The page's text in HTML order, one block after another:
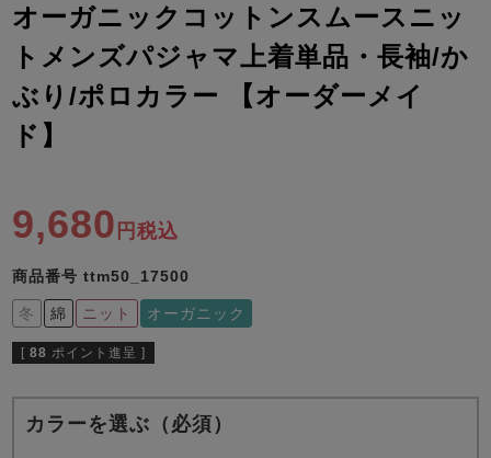
売れ筋ランキング
新着商品
き
り
ガールズ上着
単品
ガールズ
オーガニックコットンスムースニッ
トメンズパジャマ上着単品・長袖/か
ぶり/ポロカラー 【オーダーメイ
ド】
9,680 税込
商品番号 ttm50_17500
冬 綿 ニット オーガニック
[ 88 ポイント進呈 ]
カラーを選ぶ（必須）